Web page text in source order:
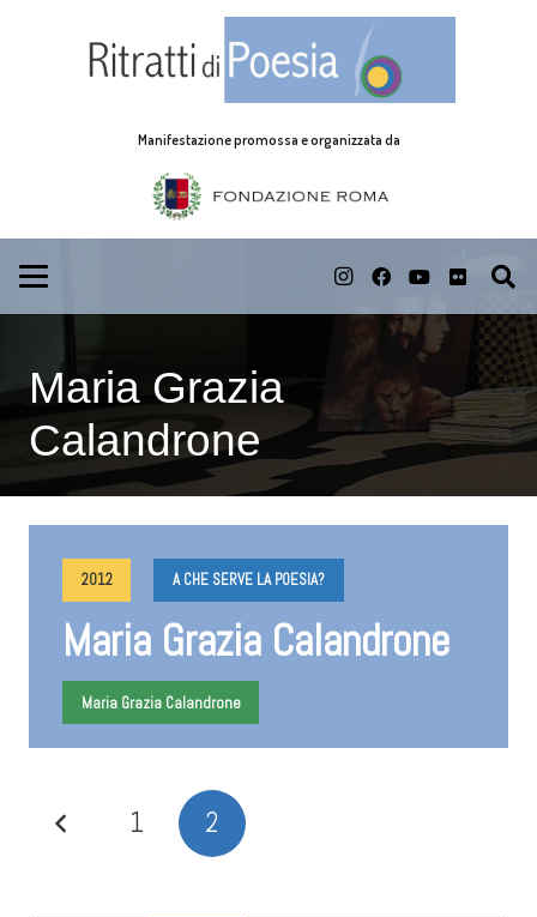
Manifestazione promossa e organizzata da
Maria Grazia
Calandrone
2012 A CHE SERVE LA POESIA?
Maria Grazia Calandrone
Maria Grazia Calandrone
1 2